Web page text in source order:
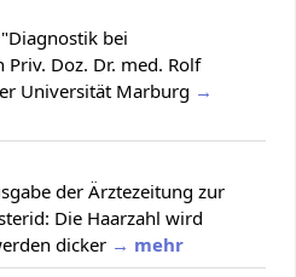
bei
Doz. Dr. med. Rolf
Universität Marburg →
der Ärztezeitung zur
Die Haarzahl wird
dicker → mehr